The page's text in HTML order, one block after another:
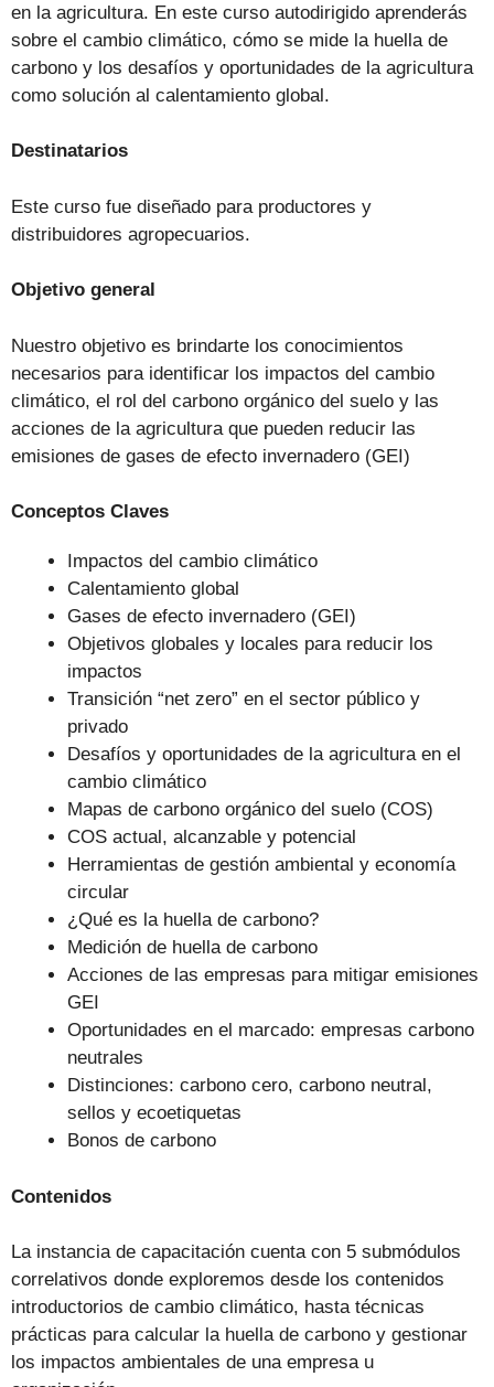
en la agricultura. En este curso autodirigido aprenderás
sobre el cambio climático, cómo se mide la huella de
carbono y los desafíos y oportunidades de la agricultura
como solución al calentamiento global.
Destinatarios
Este curso fue diseñado para productores y
distribuidores agropecuarios.
Objetivo general
Nuestro objetivo es brindarte los conocimientos
necesarios para identificar los impactos del cambio
climático, el rol del carbono orgánico del suelo y las
acciones de la agricultura que pueden reducir las
emisiones de gases de efecto invernadero (GEI)
Conceptos Claves
Impactos del cambio climático
Calentamiento global
Gases de efecto invernadero (GEI)
Objetivos globales y locales para reducir los
impactos
Transición “net zero” en el sector público y
privado
Desafíos y oportunidades de la agricultura en el
cambio climático
Mapas de carbono orgánico del suelo (COS)
COS actual, alcanzable y potencial
Herramientas de gestión ambiental y economía
circular
¿Qué es la huella de carbono?
Medición de huella de carbono
Acciones de las empresas para mitigar emisiones
GEI
Oportunidades en el marcado: empresas carbono
neutrales
Distinciones: carbono cero, carbono neutral,
sellos y ecoetiquetas
Bonos de carbono
Contenidos
La instancia de capacitación cuenta con 5 submódulos
correlativos donde exploremos desde los contenidos
introductorios de cambio climático, hasta técnicas
prácticas para calcular la huella de carbono y gestionar
los impactos ambientales de una empresa u